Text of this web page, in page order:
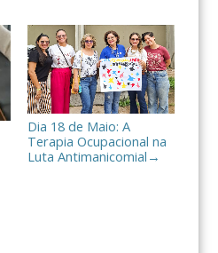
Dia 18 de Maio: A
Terapia Ocupacional na
Luta Antimanicomial →